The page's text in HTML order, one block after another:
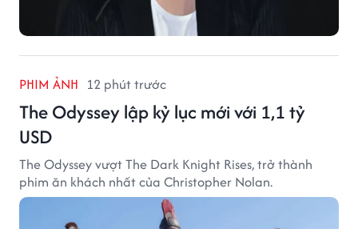
PHIM ẢNH 12 phút trước
The Odyssey lập kỷ lục mới với 1,1 tỷ
USD
The Odyssey vượt The Dark Knight Rises, trở thành
phim ăn khách nhất của Christopher Nolan.